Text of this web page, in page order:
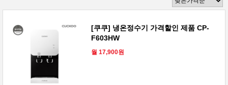
[쿠쿠] 냉온정수기 가격할인 제품 CP-
F603HW
월 17,900원